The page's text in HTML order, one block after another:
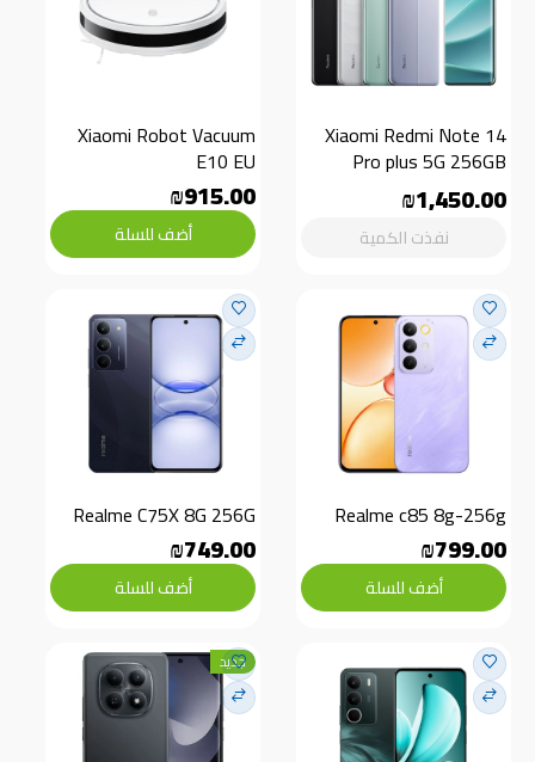
Pro plus 5G 256GB
₪1,450.00
نفذت الكمية
E10 EU
₪915.00
أضف للسلة
Realme c85 8g-256g
₪799.00
أضف للسلة
Realme C75X 8G 256G
₪749.00
أضف للسلة
جديد